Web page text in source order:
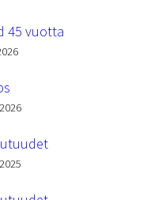
45 vuotta